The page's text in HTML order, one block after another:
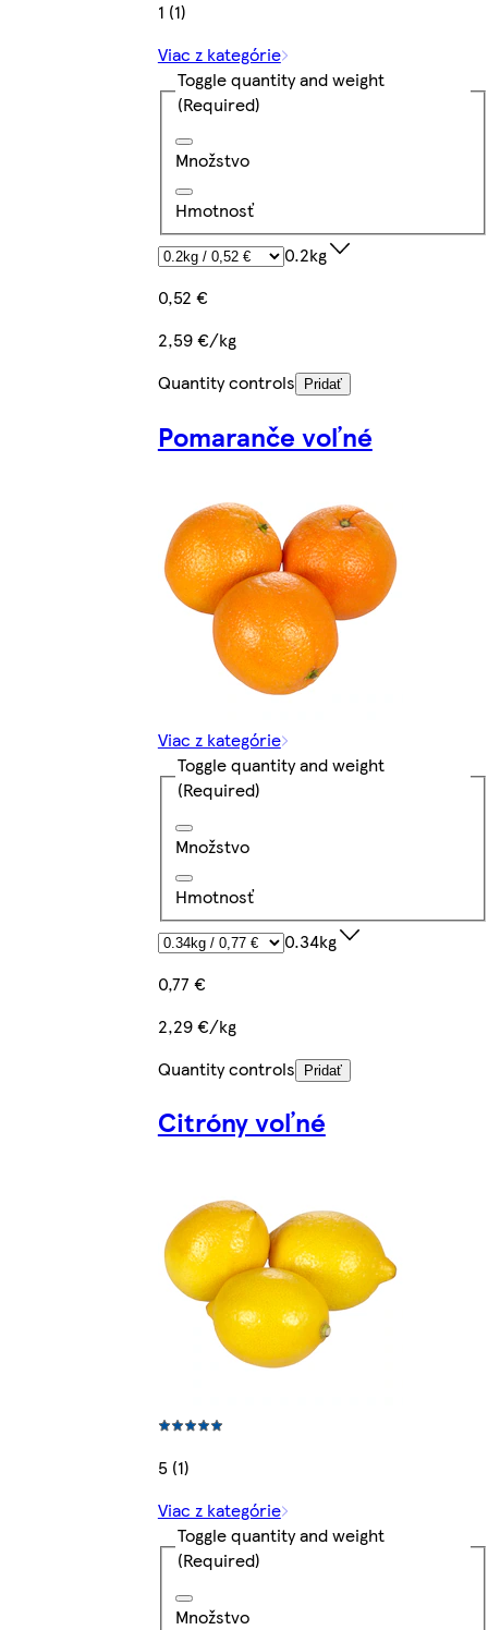
1 (1)
Viac z kategórie
Toggle quantity and weight
(Required)
Množstvo
Hmotnosť
0.2kg
0,52 €
2,59 €/kg
Quantity controls
Pridať
Pomaranče voľné
Viac z kategórie
Toggle quantity and weight
(Required)
Množstvo
Hmotnosť
0.34kg
0,77 €
2,29 €/kg
Quantity controls
Pridať
Citróny voľné
5 (1)
Viac z kategórie
Toggle quantity and weight
(Required)
Množstvo